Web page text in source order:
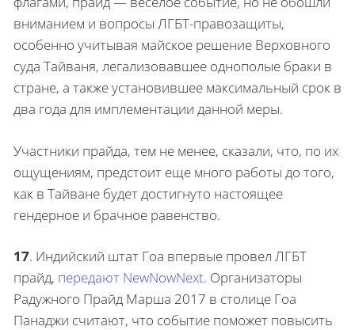
вниманием и вопросы ЛГБТ-правозащиты,
особенно учитывая майское решение Верховного
суда Тайваня, легализовавшее однополые браки в
стране, а также установившее максимальный срок в
два года для имплементации данной меры.
Участники прайда, тем не менее, сказали, что, по их
ощущениям, предстоит еще много работы до того,
как в Тайване будет достигнуто настоящее
гендерное и брачное равенство.
17. Индийский штат Гоа впервые провел ЛГБТ
прайд, передают NewNowNext. Организаторы
Радужного Прайд Марша 2017 в столице Гоа
Панаджи считают, что событие поможет повысить